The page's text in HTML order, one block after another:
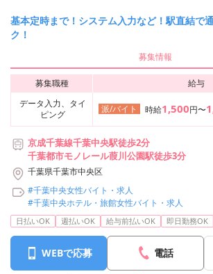
基本定時まで！システム入力など！駅直結で
ク！
募集情報
募集職種
給与
データ入力、タイ
ピング
派/バイト 時給1,500円〜
京成千葉線千葉中央駅徒歩2分
千葉都市モノレール葭川公園駅徒歩3分
千葉県千葉市中央区
#千葉中央女性バイト・求人
#千葉中央ホテル・旅館女性バイト・求人
日払いOK 週払いOK 給与前払いOK 即日勤務OK
WEBで応募 電話